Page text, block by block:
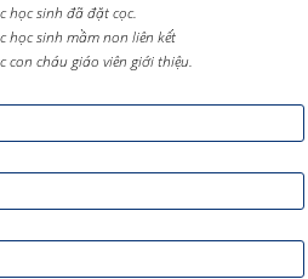
học sinh đã đặt cọc.
học sinh mầm non liên kết
con cháu giáo viên giới thiệu.